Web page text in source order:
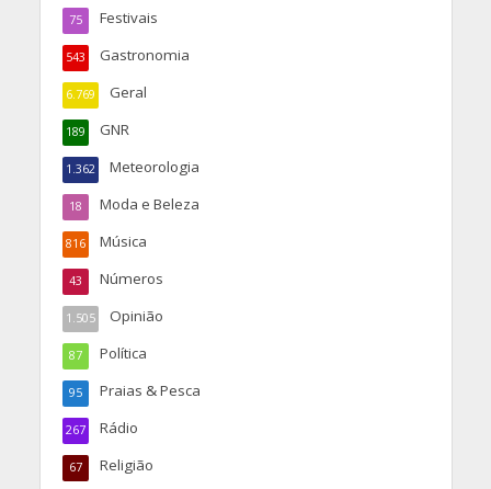
Festivais
75
Gastronomia
543
Geral
6.769
GNR
189
Meteorologia
1.362
Moda e Beleza
18
Música
816
Números
43
Opinião
1.505
Política
87
Praias & Pesca
95
Rádio
267
Religião
67